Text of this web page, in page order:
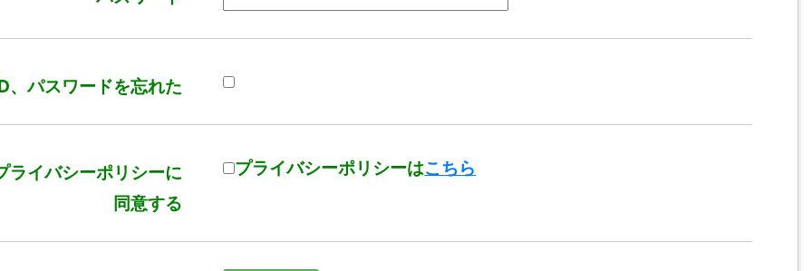
、パスワードを忘れた
ライバシーポリシーに
同意する
プライバシーポリシーはこちら